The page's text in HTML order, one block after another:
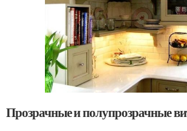
Прозрачные и полупрозрачные